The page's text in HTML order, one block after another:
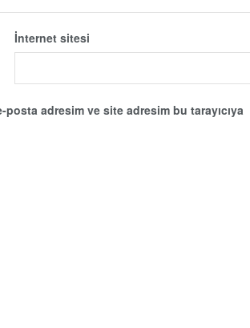
İnternet sitesi
posta adresim ve site adresim bu tarayıcıya